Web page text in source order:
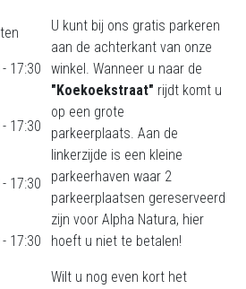
17:30
17:30
17:30
17:30
U kunt bij ons gratis parkeren
aan de achterkant van onze
winkel. Wanneer u naar de
"Koekoekstraat" rijdt komt u
op een grote
parkeerplaats. Aan de
linkerzijde is een kleine
parkeerhaven waar 2
parkeerplaatsen gereserveerd
zijn voor Alpha Natura, hier
hoeft u niet te betalen!
Wilt u nog even kort het